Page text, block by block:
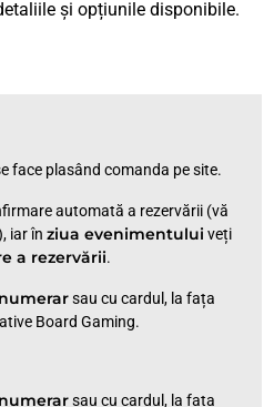
și opțiunile disponibile.
face plasând comanda pe site.
automată a rezervării (vă
iar în ziua evenimentului veți
a rezervării.
numerarsau cu cardul, la fața
Board Gaming.
numerarsau cu cardul, la fața